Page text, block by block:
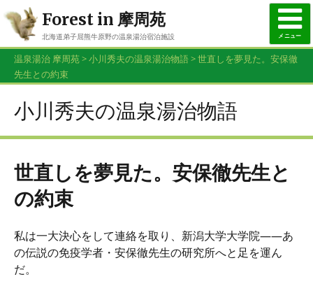
Forest in 摩周苑
北海道弟子屈熊牛原野の温泉湯治宿泊施設 メニュー
お問合せ・ご予約はお電話で 015-482-3926
温泉湯治 摩周苑>小川秀夫の温泉湯治物語>世直しを夢見た。安保徹
先生との約束
小川秀夫の温泉湯治物語
世直しを夢見た。安保徹先生と
の約束
私は一大決心をして連絡を取り、新潟大学大学院――あ
の伝説の免疫学者・安保徹先生の研究所へと足を運ん
だ。